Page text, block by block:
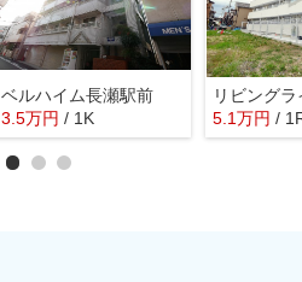
ベルハイム長瀬駅前
3.5万円 / 1K
リビング
5.1万円 /